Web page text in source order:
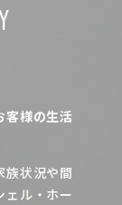
客様の生活
族状況や間
ェル・ホー